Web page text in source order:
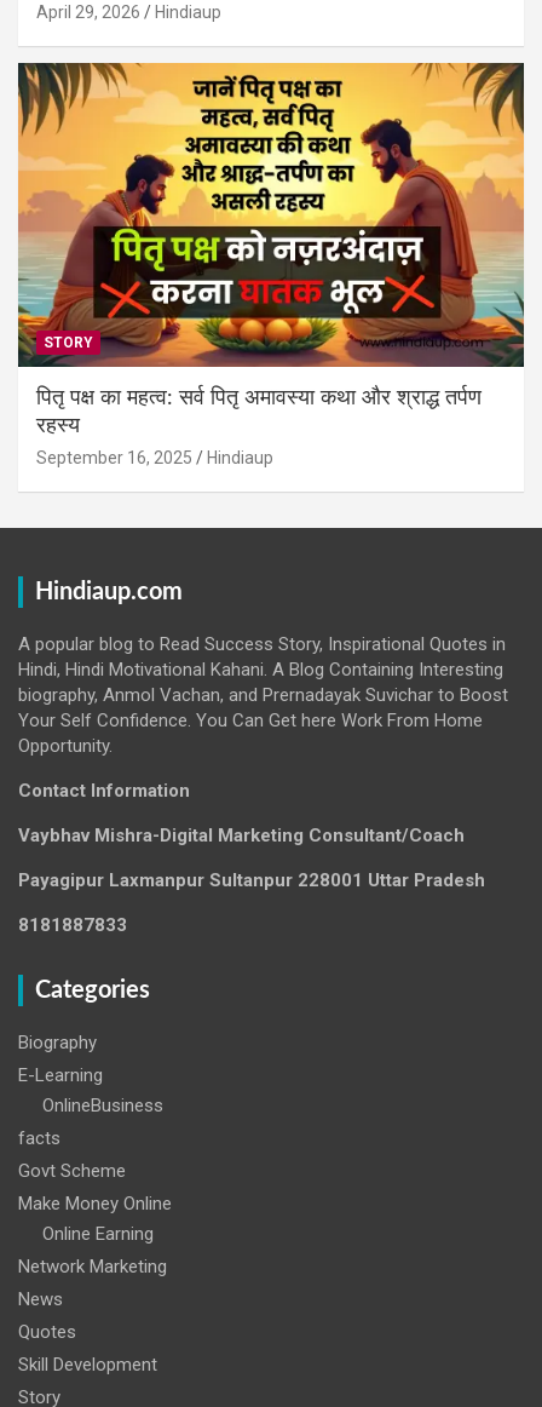
April 29, 2026 Hindiaup
STORY
पितृ पक्ष का महत्व: सर्व पितृ अमावस्या कथा और श्राद्ध तर्पण
रहस्य
September 16, 2025 Hindiaup
Hindiaup.com
A popular blog to Read Success Story, Inspirational Quotes in
Hindi, Hindi Motivational Kahani. A Blog Containing Interesting
biography, Anmol Vachan, and Prernadayak Suvichar to Boost
Your Self Confidence. You Can Get here Work From Home
Opportunity.
Contact Information
Vaybhav Mishra-Digital Marketing Consultant/Coach
Payagipur Laxmanpur Sultanpur 228001 Uttar Pradesh
8181887833
Categories
Biography
E-Learning
OnlineBusiness
facts
Govt Scheme
Make Money Online
Online Earning
Network Marketing
News
Quotes
Skill Development
Story